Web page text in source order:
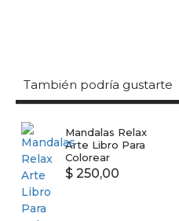
También podría gustarte
Mandalas Relax
Arte Libro Para
Colorear
$ 250,00